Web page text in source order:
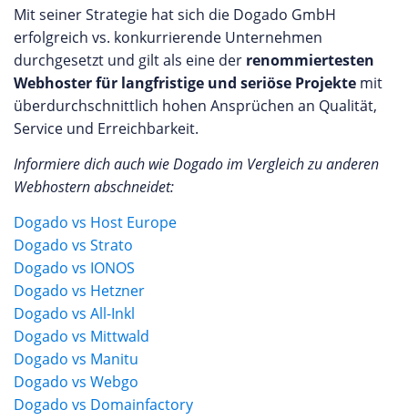
Mit seiner Strategie hat sich die Dogado GmbH
erfolgreich vs. konkurrierende Unternehmen
durchgesetzt und gilt als eine der renommiertesten
Webhoster für langfristige und seriöse Projekte mit
überdurchschnittlich hohen Ansprüchen an Qualität,
Service und Erreichbarkeit.
Informiere dich auch wie Dogado im Vergleich zu anderen
Webhostern abschneidet:
Dogado vs Host Europe
Dogado vs Strato
Dogado vs IONOS
Dogado vs Hetzner
Dogado vs All-Inkl
Dogado vs Mittwald
Dogado vs Manitu
Dogado vs Webgo
Dogado vs Domainfactory